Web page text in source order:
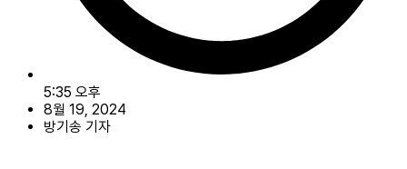
5:35 오후
8월 19, 2024
방기송 기자